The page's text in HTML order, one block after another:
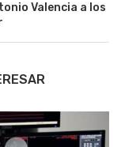
Valencia a los